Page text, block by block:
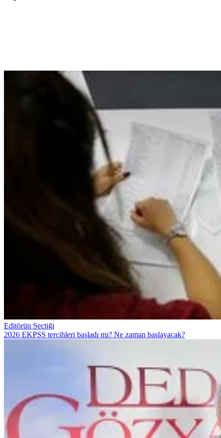
Editörün Seçtiği
2026 EKPSS tercihleri başladı mı? Ne zaman başlayacak?